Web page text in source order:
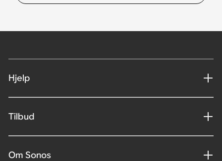
Hjelp
Tilbud
Om Sonos